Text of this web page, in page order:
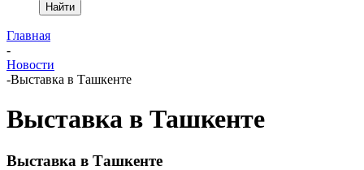
Найти
Главная
-
Новости
-Выставка в Ташкенте
Выставка в Ташкенте
Выставка в Ташкенте